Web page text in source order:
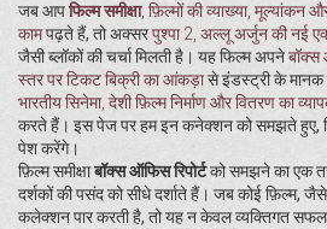
जब आपफिल्म समीक्षा, फ़िल्मों की व्याख्या, मूल्यांकन
कामपढ़ते हैं, तो अक्सरपुश्पा 2 अल्लू अर्जुन की नई
जैसी ब्लॉकों की चर्चा मिलती है। यह फिल्म अपने
स्तर पर टिकट बिक्री का आंकड़ासे इंडस्ट्री के मानक
भारतीय सिनेमा, देशी फ़िल्म निर्माण और वितरण का
करते हैं। इस पेज पर हम इन कनेक्शन को समझते हुए,
पेश करेंगे।
फ़िल्म समीक्षाबॉक्स ऑफिस रिपोर्टको समझने का एक
दर्शकों की पसंद को सीधे दर्शाते हैं। जब कोई फ़िल्म,
कलेक्शन पार करती है, तो यह न केवल व्यक्तिगत